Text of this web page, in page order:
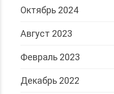
Октябрь 2024
Август 2023
Февраль 2023
Декабрь 2022